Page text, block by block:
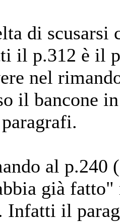
di scusarsi
il p.312 è il
nel
il bancone
al p.240
già fatto"
Infatti il